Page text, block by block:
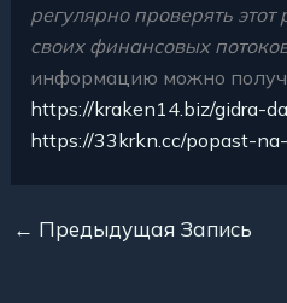
регулярно проверять этот
своих финансовых
информацию можно
https://kraken14.biz/gidra-
https://33krkn.cc/popast-
← Предыдущая Запись